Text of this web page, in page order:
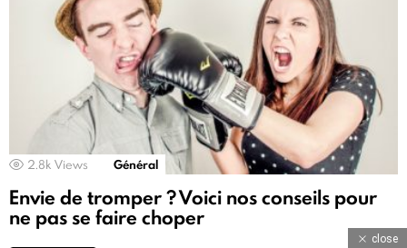
2.8k Views Général
Envie de tromper ? Voici nos conseils pour
ne pas se faire choper
close